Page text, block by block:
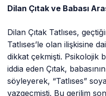
Dilan Çıtak ve Babası
Dilan Çıtak Tatlıses,
Tatlıses’le olan ilişkisine
dikkat çekmişti. Psikolojik
iddia eden Çıtak,
söyleyerek, “Tatlıses”
vazgeçmişti. Bu gerilim